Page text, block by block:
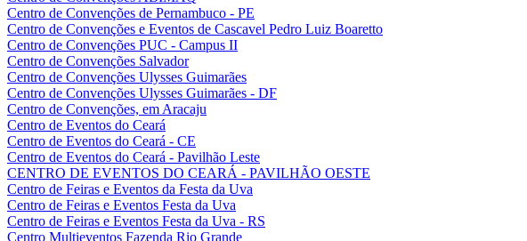
Centro de Convenções de Pernambuco - PE
Centro de Convenções e Eventos de Cascavel Pedro Luiz Boaretto
Centro de Convenções PUC - Campus II
Centro de Convenções Salvador
Centro de Convenções Ulysses Guimarães
Centro de Convenções Ulysses Guimarães - DF
Centro de Convenções, em Aracaju
Centro de Eventos do Ceará
Centro de Eventos do Ceará - CE
Centro de Eventos do Ceará - Pavilhão Leste
CENTRO DE EVENTOS DO CEARÁ - PAVILHÃO OESTE
Centro de Feiras e Eventos da Festa da Uva
Centro de Feiras e Eventos Festa da Uva
Centro de Feiras e Eventos Festa da Uva - RS
Centro Multieventos Fazenda Rio Grande